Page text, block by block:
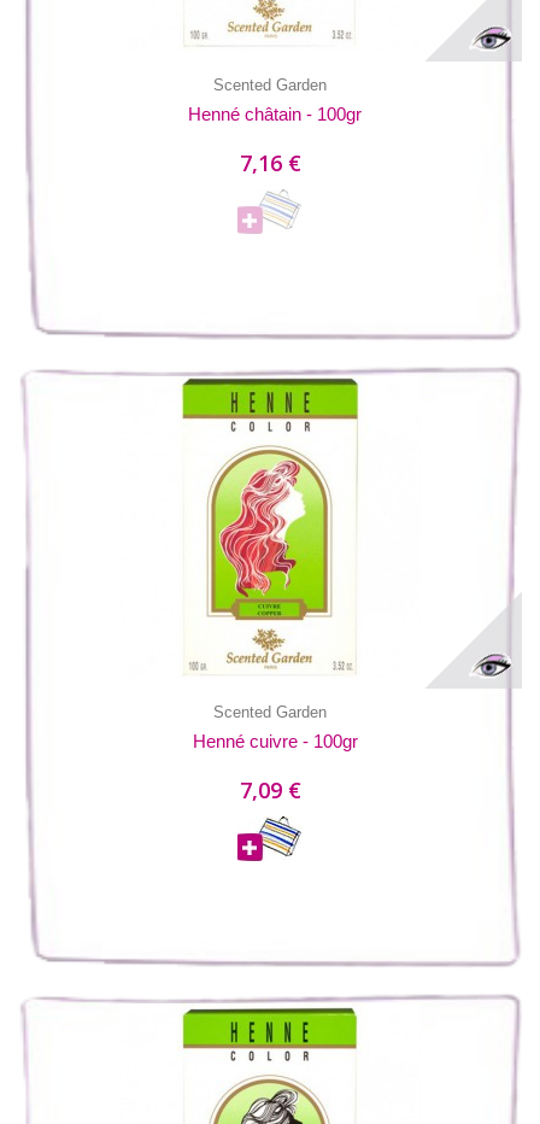
Scented Garden
Henné châtain - 100gr
7,16 €
Scented Garden
Henné cuivre - 100gr
7,09 €